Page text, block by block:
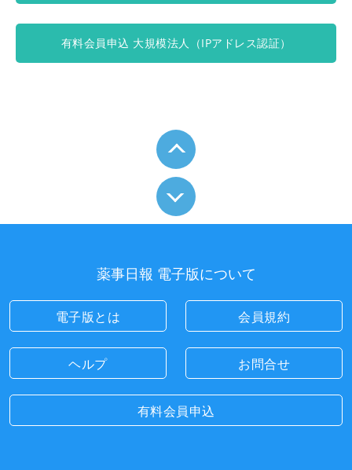
有料会員申込 大規模法人（IPアドレス認証）
薬事日報 電子版について
電子版とは 会員規約
ヘルプ お問合せ
有料会員申込